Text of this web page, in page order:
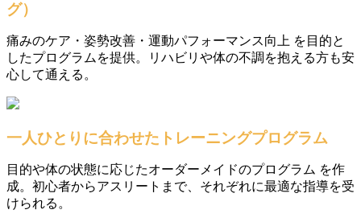
グ）
痛みのケア・姿勢改善・運動パフォーマンス向上 を目的と
したプログラムを提供。リハビリや体の不調を抱える方も安
心して通える。
一人ひとりに合わせたトレーニングプログラム
目的や体の状態に応じたオーダーメイドのプログラム を作
成。初心者からアスリートまで、それぞれに最適な指導を受
けられる。